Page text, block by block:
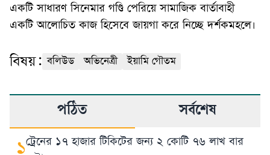
একটি সাধারণ সিনেমার গণ্ডি পেরিয়ে সামাজিক বার্তাবাহী
একটি আলোচিত কাজ হিসেবে জায়গা করে নিচ্ছে দর্শকমহলে।
বিষয়: বলিউড অভিনেত্রী ইয়ামি গৌতম
পঠিত সর্বশেষ
১ট্রেনের ১৭ হাজার টিকিটের জন্য ২ কোটি ৭৬ লাখ বার